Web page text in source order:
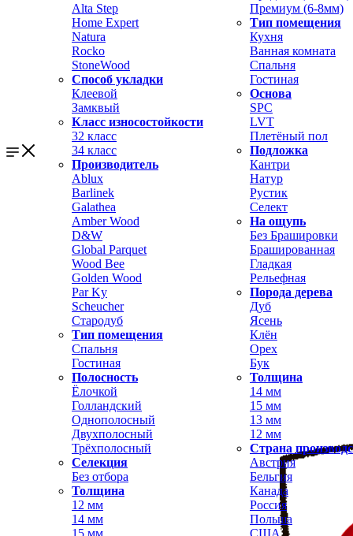
Alta Step
Home Expert
Natura
Rocko
StoneWood
Способ укладки
Клеевой
Замквый
Класс износостойкости
32 класс
34 класс
Премиум (6-8мм)
Тип помещения
Кухня
Ванная комната
Спальня
Гостиная
Основа
SPC
LVT
Плетёный пол
Подложка
Производитель
Ablux
Barlinek
Galathea
Amber Wood
D&W
Global Parquet
Wood Bee
Golden Wood
Par Ky
Scheucher
Стародуб
Тип помещения
Спальня
Гостиная
Полосность
Ёлочкой
Голландский
Однополосный
Двухполосный
Трёхполосный
Селекция
Без отбора
Кантри
Натур
Рустик
Селект
На ощупь
Без Брашировки
Брашированная
Гладкая
Рельефная
Порода дерева
Дуб
Ясень
Клён
Орех
Бук
Толщина
14 мм
15 мм
13 мм
12 мм
Страна
Австрия
Бельгия
Толщина
12 мм
14 мм
15 мм
Канада
Россия
Польша
США